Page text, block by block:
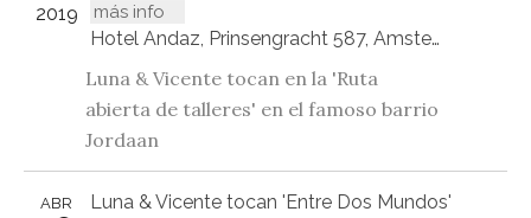
más info
2019
Hotel Andaz, Prinsengracht 587, Amsterdam
Luna & Vicente tocan en la 'Ruta
abierta de talleres' en el famoso barrio
Jordaan
Luna & Vicente tocan 'Entre Dos Mundos'
ABR